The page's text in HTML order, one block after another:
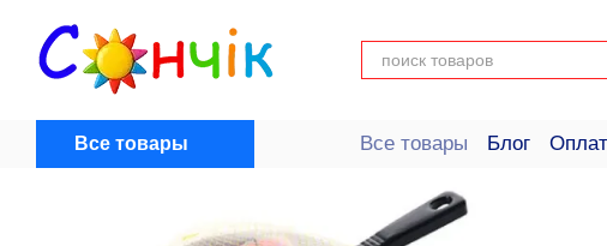
Все товары Все товары Блог